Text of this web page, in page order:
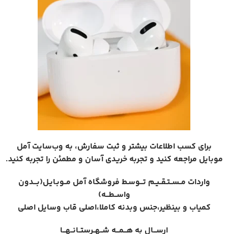
برای کسب اطلاعات بیشتر و ثبت سفارش، به وب‌سایت آمل
موبایل مراجعه کنید و تجربه خریدی آسان و مطمئن را تجربه کنید.
واردات مــســتـقــیــم تـــوسـط فروشگاه آمل مــوبـایـل(بـــدون
واســطـــه)️
کمیاب و بینظیر،جنس وبدنه کاملا،اصلی قاب وسایل اصلی
ارســـال به هـــمـــه شــهــرستــانــهـــا